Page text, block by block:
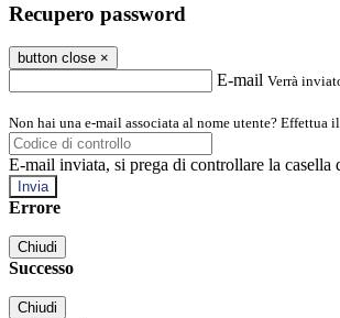
Recupero password
button close ×
E-mail Verrà
Non hai una e-mail associata al nome utente? Effettua
E-mail inviata, si prega di controllare la casella
Errore
Chiudi
Successo
Chiudi